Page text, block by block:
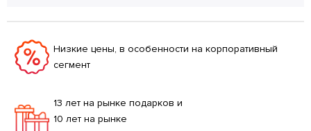
Низкие цены, в особенности на корпоративный
сегмент
13 лет на рынке подарков и
10 лет на рынке